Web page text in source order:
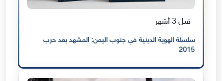
قبل 3 أشهر
سلسلة الهوية الدينية في جنوب اليمن: المشهد بعد حرب
2015